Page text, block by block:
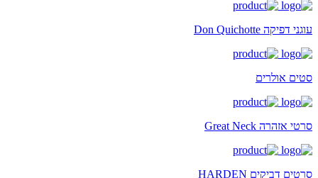
עוגני דפיקה Don Quichotte
סטים אולרים
סרטי אזהרה Great Neck
סרטים דביקים HARDEN